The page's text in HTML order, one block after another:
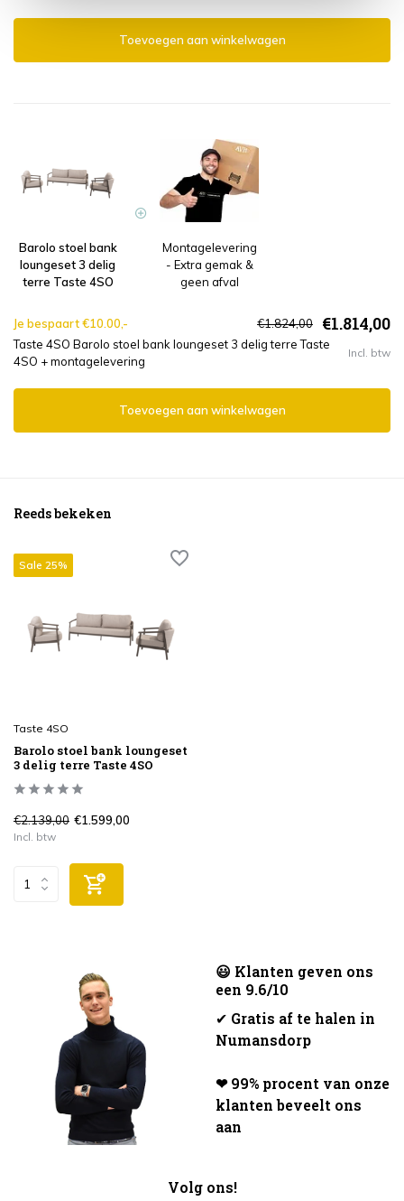
Toevoegen aan winkelwagen
Barolo stoel bank
loungeset 3 delig
terre Taste 4SO
Montagelevering
- Extra gemak &
geen afval
Je bespaart €10.00,- €1.824,00 €1.814,00
Taste 4SO Barolo stoel bank loungeset 3 delig terre Taste
4SO + montagelevering
Incl. btw
Toevoegen aan winkelwagen
Reeds bekeken
Sale 25%
Taste 4SO
Barolo stoel bank loungeset
3 delig terre Taste 4SO
€2.139,00 €1.599,00
Incl. btw
😃 Klanten geven ons
een 9.6/10
✔ Gratis af te halen in
Numansdorp
❤ 99% procent van onze
klanten beveelt ons
aan
Volg ons!